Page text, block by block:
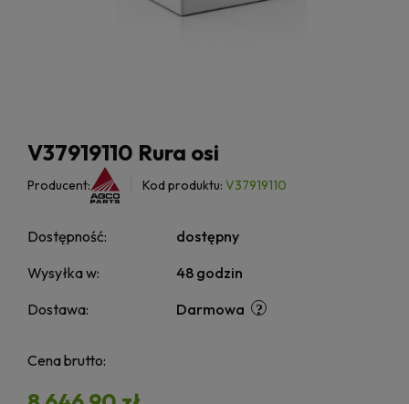
V37919110 Rura osi
Producent: Kod produktu: V37919110
Dostępność:
dostępny
Wysyłka w:
48 godzin
Dostawa:
Darmowa
Cena brutto: